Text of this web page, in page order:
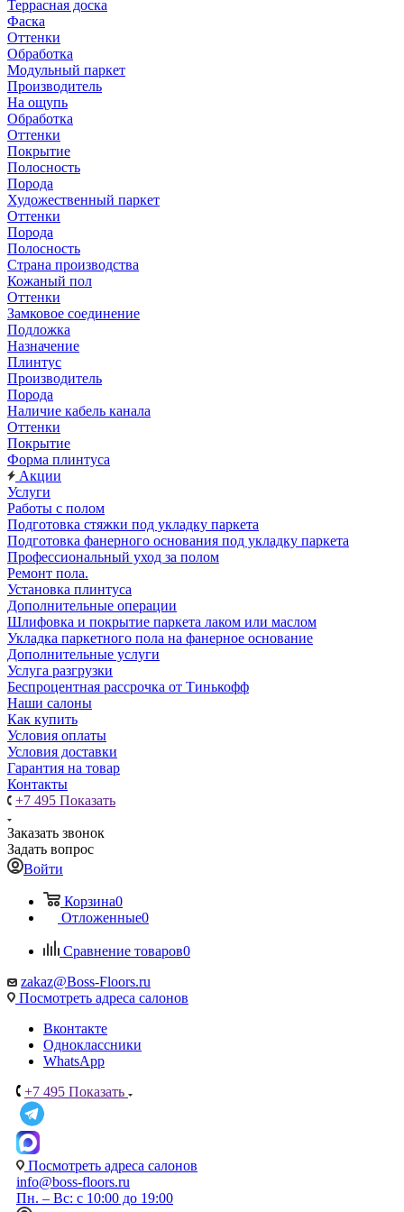
Террасная доска
Фаска
Оттенки
Обработка
Модульный паркет
Производитель
На ощупь
Обработка
Оттенки
Покрытие
Полосность
Порода
Художественный паркет
Оттенки
Порода
Полосность
Страна производства
Кожаный пол
Оттенки
Замковое соединение
Подложка
Назначение
Плинтус
Производитель
Порода
Наличие кабель канала
Оттенки
Покрытие
Форма плинтуса
Акции
Услуги
Работы с полом
Подготовка стяжки под укладку паркета
Подготовка фанерного основания под укладку паркета
Профессиональный уход за полом
Ремонт пола.
Установка плинтуса
Дополнительные операции
Шлифовка и покрытие паркета лаком или маслом
Укладка паркетного пола на фанерное основание
Дополнительные услуги
Услуга разгрузки
Беспроцентная рассрочка от Тинькофф
Наши салоны
Как купить
Условия оплаты
Условия доставки
Гарантия на товар
Контакты
+7 495 Показать
Заказать звонок
Задать вопрос
Войти
Корзина0
Отложенные0
Сравнение товаров0
zakaz@Boss-Floors.ru
Посмотреть адреса салонов
Вконтакте
Одноклассники
WhatsApp
+7 495 Показать
Посмотреть адреса салонов
info@boss-floors.ru
Пн. – Вс: с 10:00 до 19:00